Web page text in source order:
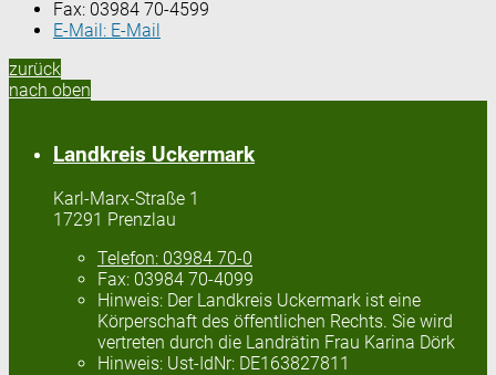
Fax: 03984 70-4599
E-Mail: E-Mail
zurück
nach oben
Landkreis Uckermark
Karl-Marx-Straße 1
17291 Prenzlau
Telefon: 03984 70-0
Fax: 03984 70-4099
Hinweis: Der Landkreis Uckermark ist eine
Körperschaft des öffentlichen Rechts. Sie wird
vertreten durch die Landrätin Frau Karina Dörk
Hinweis: Ust-IdNr: DE163827811